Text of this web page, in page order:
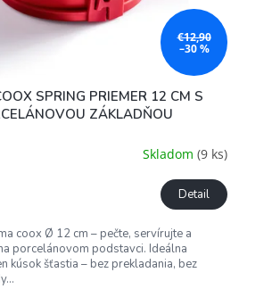
€12,90
–30 %
SPRING PRIEMER 12 CM S
ZÁKLADŇOU
Skladom (9 ks)
Detail
coox Ø 12 cm – pečte, servírujte a
porcelánovom podstavci. Ideálna
kúsok šťastia – bez prekladania, bez